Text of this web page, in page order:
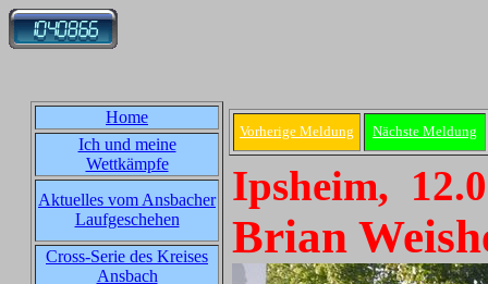
Home
Ich und meine
Wettkämpfe
Aktuelles vom Ansbacher
Laufgeschehen
Cross-Serie des Kreises
Ansbach
Vorherige Meldung Nächste Meldung
Ipsheim,
Brian